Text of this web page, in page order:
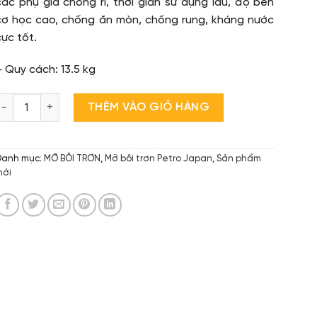
học cao, chống ăn mòn, chống rung, kháng nước
tốt.
Quy cách: 13.5 kg
BÔI TRƠN PETRO JAPAN số lượng
THÊM VÀO GIỎ HÀNG
mục: MỠ BÔI TRƠN , Mỡ bôi trơn Petro Japan, Sản phẩm